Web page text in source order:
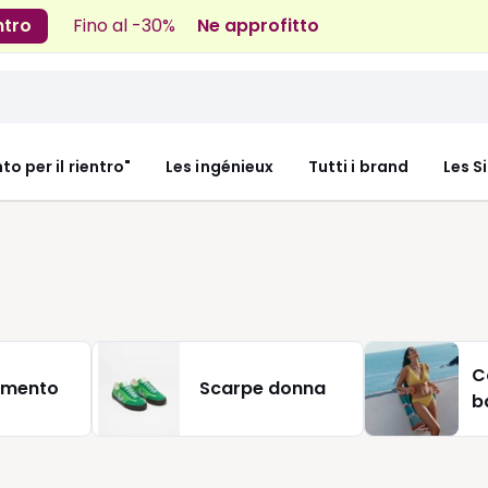
Fino al -30% Ne approfitto
per il rientro" Les ingénieux Tutti i brand Les
Scarpe donna